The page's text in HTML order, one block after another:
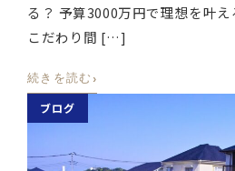
る？ 予算3000万円で理想を叶
こだわり間 […]
続きを読む ›
ブログ